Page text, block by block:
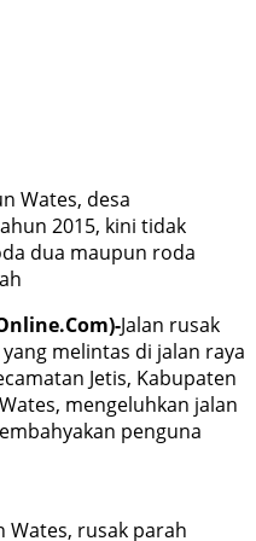
Wates, desa
2015, kini tidak
dua maupun roda
Jalan rusak
melintas di jalan raya
Jetis, Kabupaten
mengeluhkan jalan
penguna
Wates, rusak parah